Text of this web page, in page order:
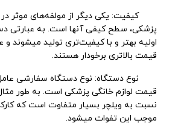
کیفیت: یکی دیگر از مولفه‌های موثر
پزشکی، سطح کیفی آنها است. به عبارتی
اولیه بهتر و با کیفیت‌تری تولید میشوند و
قیمت بالاتری برخودار هستند.
نوع دستگاه: نوع دستگاه سفارشی
قیمت لوازم خانگی پزشکی است. به طور
نسبت به ویلچر بسیار متفاوت است که
موجب این تفوات میشود.